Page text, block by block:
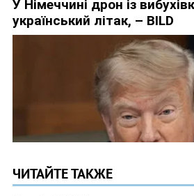
ЧИТАЙТЕ ТАКЖЕ